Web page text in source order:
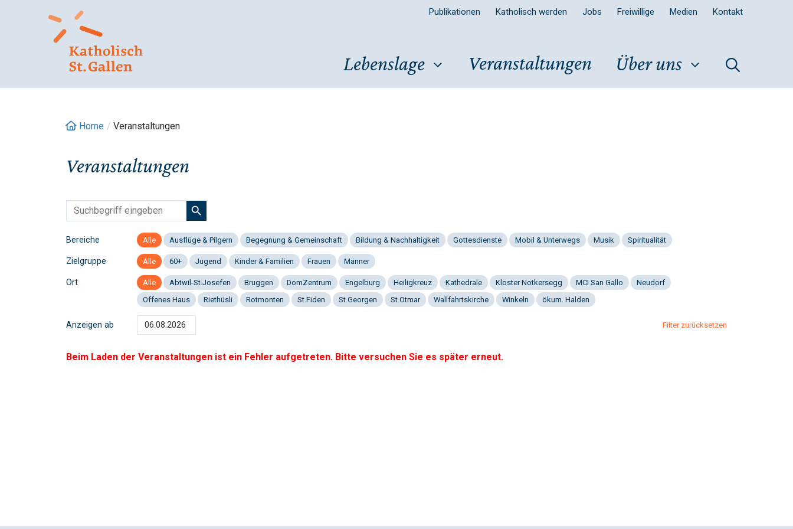
Publikationen Katholisch werden Jobs Freiwillige Medien Kontakt
Lebenslage Veranstaltungen Über uns
Home / Veranstaltungen
Veranstaltungen
Bereiche Alle Ausflüge & Pilgern Begegnung & Gemeinschaft Bildung & Nachhaltigkeit Gottesdienste Mobil & Unterwegs Musik Spiritualität
Zielgruppe Alle 60+ Jugend Kinder & Familien Frauen Männer
Ort Alle Abtwil-St.Josefen Bruggen DomZentrum Engelburg Heiligkreuz Kathedrale Kloster Notkersegg MCI San Gallo
Neudorf
Offenes Haus
Riethüsli Rotmonten St.Fiden St.Georgen St.Otmar Wallfahrtskirche Winkeln ökum. Halden
Anzeigen ab Filter zurücksetzen
Beim Laden der Veranstaltungen ist ein Fehler aufgetreten. Bitte versuchen Sie es später erneut.